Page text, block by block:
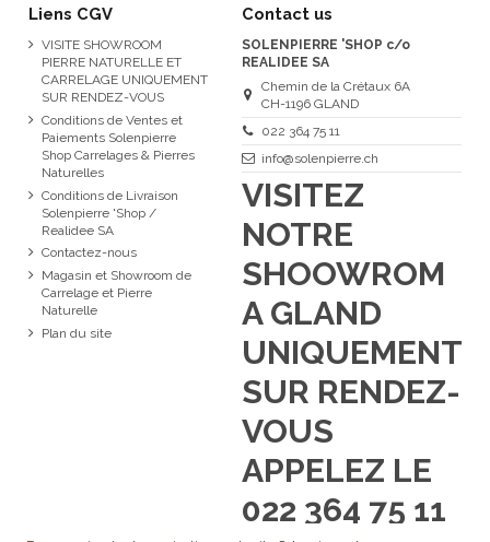
Liens CGV
VISITE SHOWROOM
PIERRE NATURELLE ET
CARRELAGE UNIQUEMENT
SUR RENDEZ-VOUS
Conditions de Ventes et
Paiements Solenpierre
Shop Carrelages & Pierres
Naturelles
Conditions de Livraison
Solenpierre 'Shop /
Realidee SA
Contactez-nous
Magasin et Showroom de
Carrelage et Pierre
Naturelle
Plan du site
Contact us
SOLENPIERRE 'SHOP c/o
REALIDEE SA
Chemin de la Crétaux 6A
CH-1196 GLAND
022 364 75 11
info@solenpierre.ch
VISITEZ
NOTRE
SHOOWROM
A GLAND
UNIQUEMENT
SUR RENDEZ-
VOUS
APPELEZ LE
022 364 75 11